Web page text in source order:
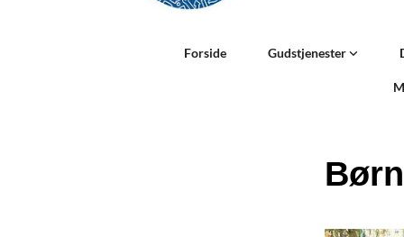
Forside Gudstjenester